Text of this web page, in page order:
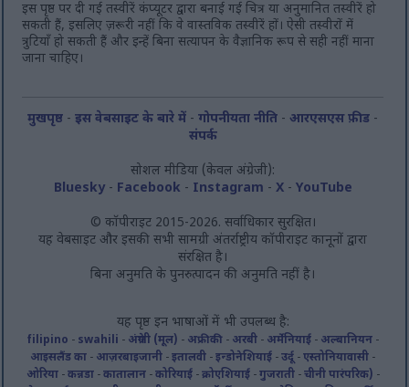
इस पृष्ठ पर दी गई तस्वीरें कंप्यूटर द्वारा बनाई गई चित्र या अनुमानित तस्वीरें हो
सकती हैं, इसलिए ज़रूरी नहीं कि वे वास्तविक तस्वीरें हों। ऐसी तस्वीरों में
त्रुटियाँ हो सकती हैं और इन्हें बिना सत्यापन के वैज्ञानिक रूप से सही नहीं माना
जाना चाहिए।
मुखपृष्ठ -इस वेबसाइट के बारे में -गोपनीयता नीति -आरएसएस फ़ीड -
संपर्क
सोशल मीडिया (केवल अंग्रेजी):
Bluesky- Facebook - Instagram - X- YouTube
© कॉपीराइट 2015-2026. सर्वाधिकार सुरक्षित।
यह वेबसाइट और इसकी सभी सामग्री अंतर्राष्ट्रीय कॉपीराइट कानूनों द्वारा
संरक्षित है।
बिना अनुमति के पुनरुत्पादन की अनुमति नहीं है।
यह पृष्ठ इन भाषाओं में भी उपलब्ध है:
filipino - swahili - अंग्रेजी (मूल) - अफ्रीकी - अरबी - अर्मेनियाई - अल्बानियन -
आइसलैंड का - आज़रबाइजानी -इतालवी -इन्डोनेशियाई -उर्दू -एस्तोनियावासी -
ओरिया-कन्नडा-कातालान-कोरियाई-क्रोएशियाई-गुजराती-चीनी पारंपरिक) -